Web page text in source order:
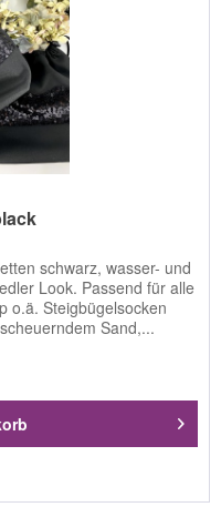
schwarz, wasser- und
Look. Passend für alle
o.ä. Steigbügelsocken
Sand,...